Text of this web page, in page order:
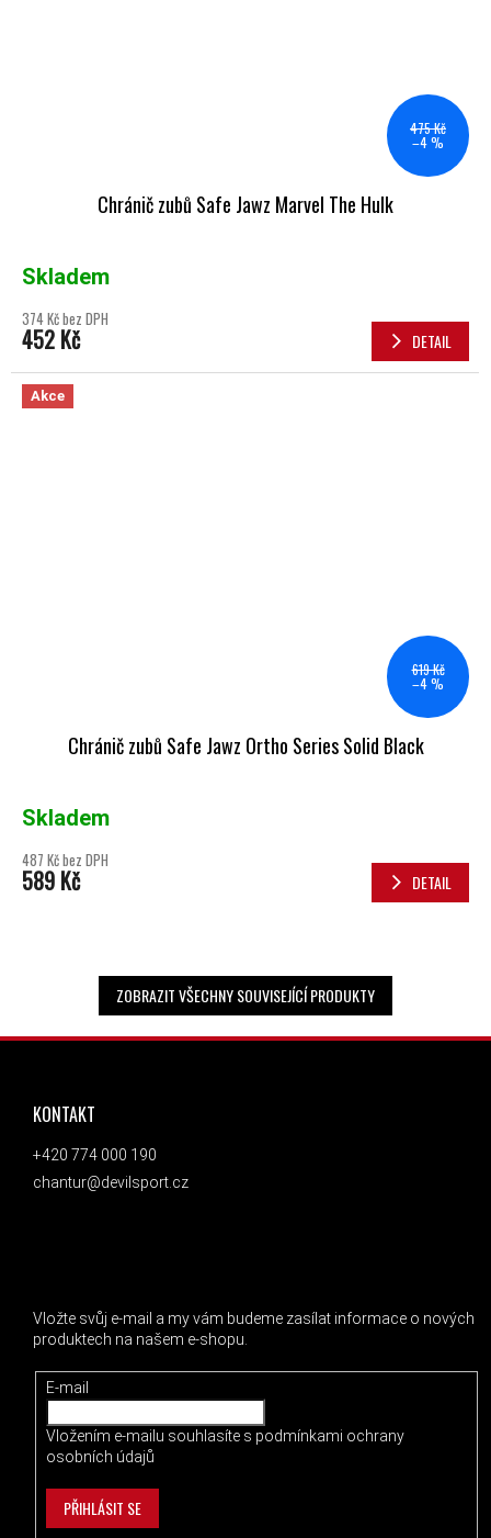
475 Kč
–4 %
Chránič zubů Safe Jawz Marvel The Hulk
Skladem
374 Kč bez DPH
452 Kč DETAIL
Akce
619 Kč
–4 %
Chránič zubů Safe Jawz Ortho Series Solid Black
Skladem
487 Kč bez DPH
589 Kč DETAIL
ZOBRAZIT VŠECHNY SOUVISEJÍCÍ PRODUKTY
ZÁPATÍ
KONTAKT
+420 774 000 190
chantur@devilsport.cz
Vložte svůj e-mail a my vám budeme zasílat informace o nových
produktech na našem e-shopu.
E-mail
Vložením e-mailu souhlasíte s podmínkami ochrany
osobních údajů
PŘIHLÁSIT SE